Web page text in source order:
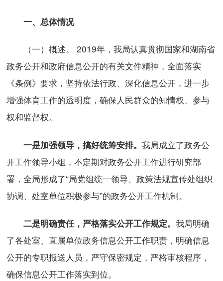
一、总体情况
（一）概述。 2019年，我局认真贯彻国家和湖南省
政务公开和政府信息公开的有关文件精神，全面落实
《条例》要求，坚持依法行政、深化信息公开，进一步
增强体育工作的透明度，确保人民群众的知情权、参与
权和监督权。
一是加强领导，搞好统筹安排。 我局成立了政务公
开工作领导小组，不定期对政务公开工作进行研究部
署，全局形成了“局党组统一领导、政策法规宣传处组织
协调、处室单位积极参与”的政务公开工作机制。
二是明确责任，严格落实公开工作规定。 我局明确
了各处室、直属单位政务信息公开工作职责，明确信息
公开的专职报送人员，严守保密规定，严格审核程序，
确保信息公开工作落实到位。